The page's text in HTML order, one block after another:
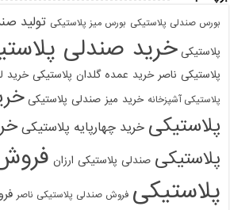
بورس صندلی پلاستیکی بورس میز پلاستیکی تولید
پلاستیکی خرید صندلی
پلاستیکی ناصر خرید عمده گلدان پلاستیکی خرید
پلاستیکی آشپزخانه خرید میز صندلی پلاستیکی
پلاستیکی خرید چهارپایه پلاستیکی
پلاستیکی صندلی پلاستیکی ارزان
پلاستیکی فروش صندلی پلاستیکی ناصر